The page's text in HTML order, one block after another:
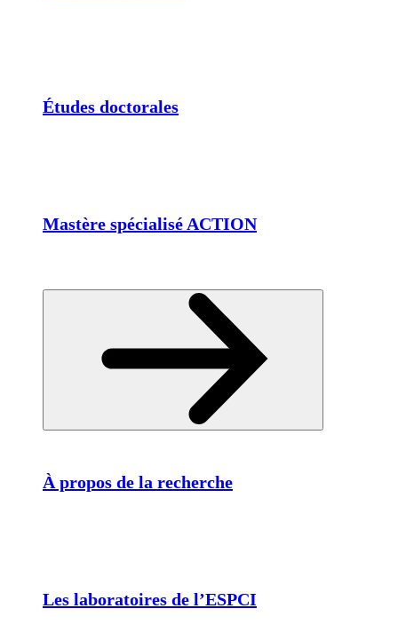
Études doctorales
Mastère spécialisé ACTION
À propos de la recherche
Les laboratoires de l’ESPCI